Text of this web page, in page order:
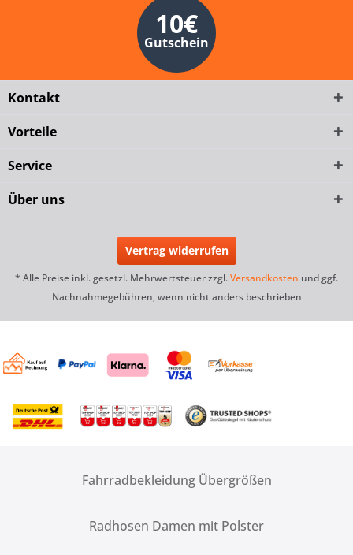
10€
Gutschein
Kontakt
Vorteile
Service
Über uns
Vertrag widerrufen
* Alle Preise inkl. gesetzl. Mehrwertsteuer zzgl.Versandkosten und ggf.
Nachnahmegebühren, wenn nicht anders beschrieben
Fahrradbekleidung Übergrößen
Radhosen Damen mit Polster